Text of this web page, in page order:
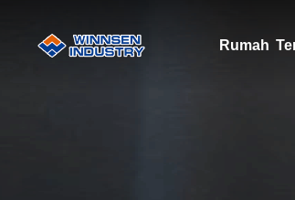
Rumah